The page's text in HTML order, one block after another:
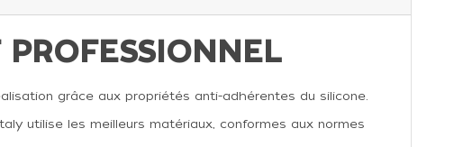
grâce aux propriétés anti-adhérentes du silicone.
utilise les meilleurs matériaux, conformes aux normes